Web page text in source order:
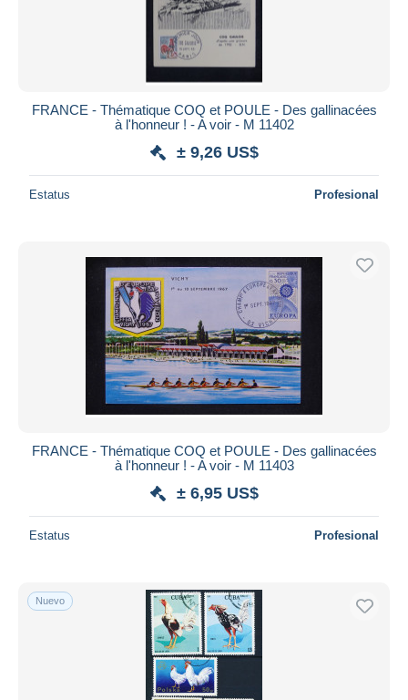
FRANCE - Thématique COQ et POULE - Des gallinacées
à l'honneur ! - A voir - M 11402
± 9,26 US$
Estatus Profesional
FRANCE - Thématique COQ et POULE - Des gallinacées
à l'honneur ! - A voir - M 11403
± 6,95 US$
Estatus Profesional
Nuevo